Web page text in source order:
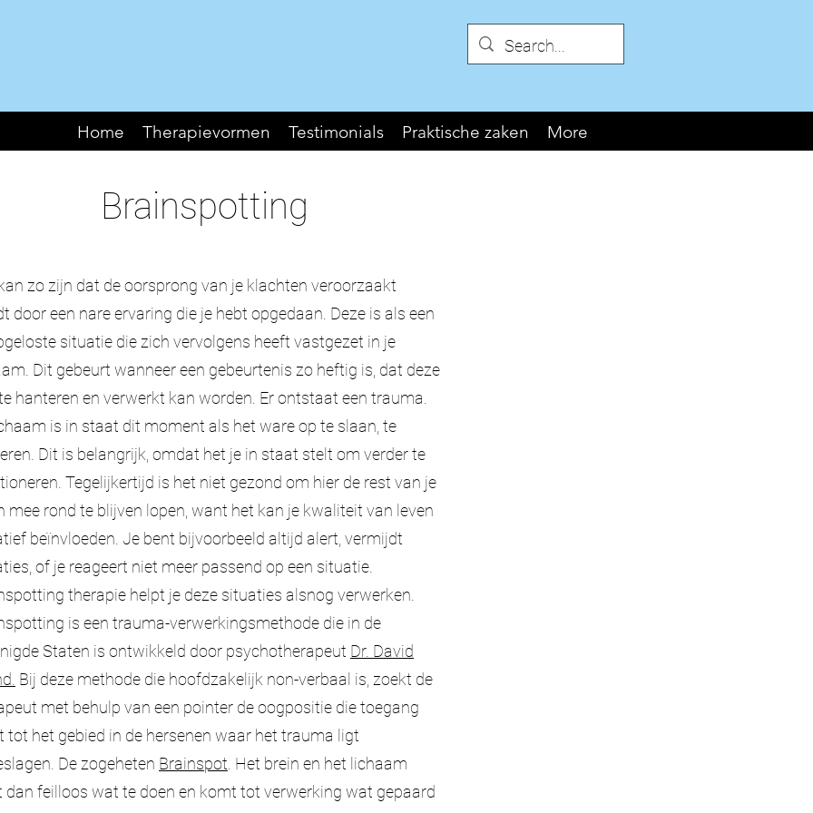
Home Therapievormen Testimonials Praktische zaken More
Brainspotting
zo zijn dat de oorsprong van je klachten veroorzaakt
door een nare ervaring die je hebt opgedaan. Deze is als een
situatie die zich vervolgens heeft vastgezet in je
Dit gebeurt wanneer een gebeurtenis zo heftig is, dat deze
hanteren en verwerkt kan worden. Er ontstaat een trauma.
is in staat dit moment als het ware op te slaan, te
Dit is belangrijk, omdat het je in staat stelt om verder te
Tegelijkertijd is het niet gezond om hier de rest van je
mee rond te blijven lopen, want het kan je kwaliteit van leven
beïnvloeden. Je bent bijvoorbeeld altijd alert, vermijdt
of je reageert niet meer passend op een situatie.
therapie helpt je deze situaties alsnog verwerken.
is een trauma-verwerkingsmethode die in de
Staten is ontwikkeld door psychotherapeut Dr. David
Bij deze methode die hoofdzakelijk non-verbaal is, zoekt de
met behulp van een pointer de oogpositie die toegang
tot het gebied in de hersenen waar het trauma ligt
De zogeheten Brainspot . Het brein en het lichaam
dan feilloos wat te doen en komt tot verwerking wat gepaard